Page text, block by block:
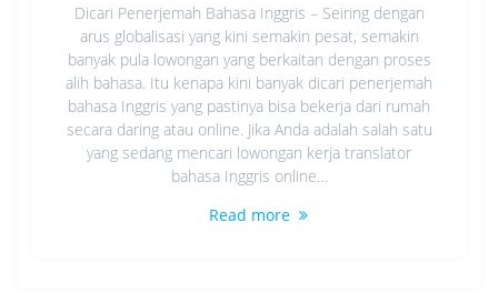
Dicari Penerjemah Bahasa Inggris – Seiring dengan
arus globalisasi yang kini semakin pesat, semakin
banyak pula lowongan yang berkaitan dengan proses
alih bahasa. Itu kenapa kini banyak dicari penerjemah
bahasa Inggris yang pastinya bisa bekerja dari rumah
secara daring atau online. Jika Anda adalah salah satu
yang sedang mencari lowongan kerja translator
bahasa Inggris online…
Read more